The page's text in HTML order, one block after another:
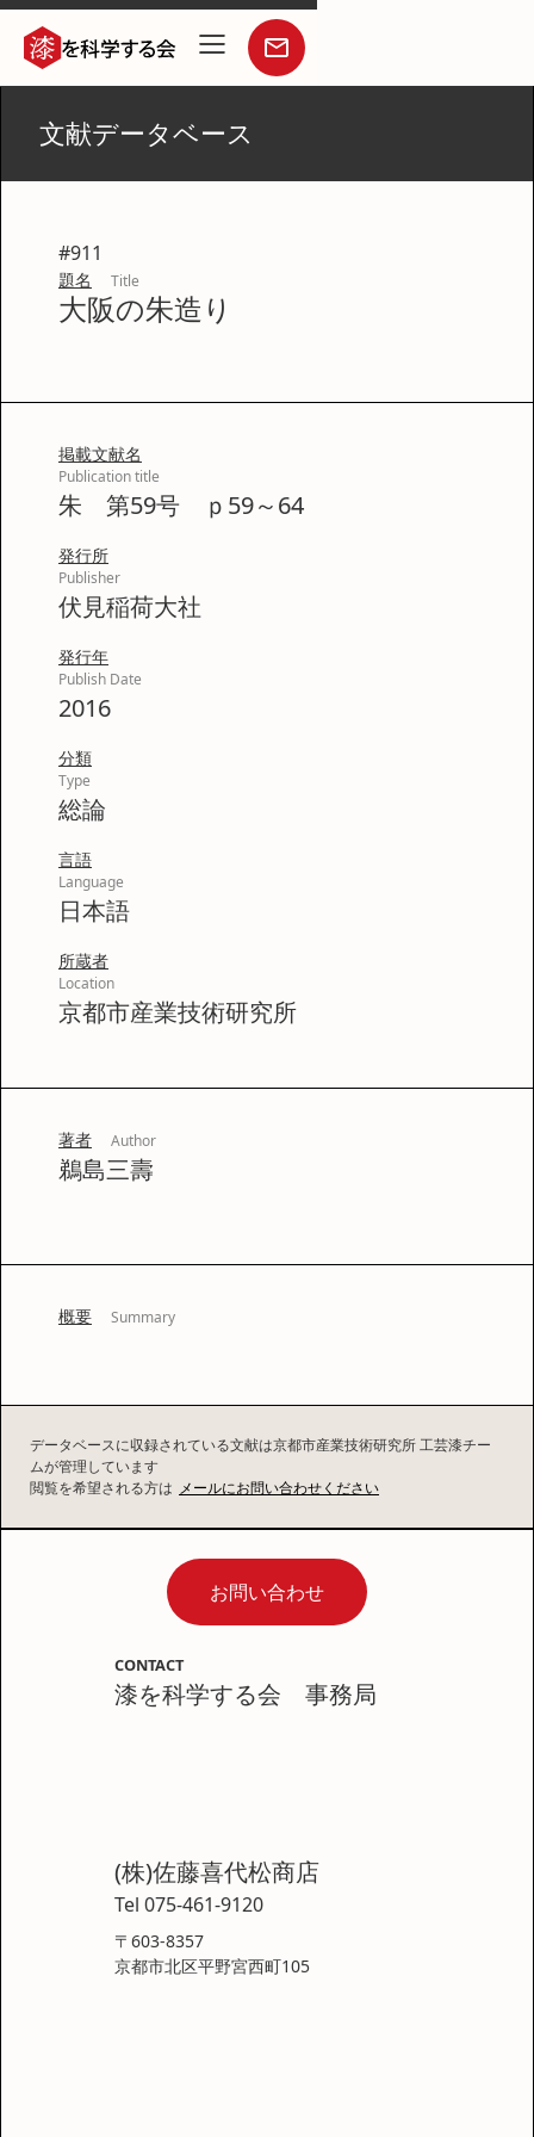
文献データベース
#911
題名 Title
大阪の朱造り
掲載文献名
Publication title
朱 第59号 ｐ59～64
発行所
Publisher
伏見稲荷大社
発行年
Publish Date
2016
分類
Type
総論
言語
Language
日本語
所蔵者
Location
京都市産業技術研究所
著者 Author
鵜島三壽
概要 Summary
データベースに収録されている文献は京都市産業技術研究所 工芸漆チー
ムが管理しています
閲覧を希望される方は メールにお問い合わせください
お問い合わせ
CONTACT
漆を科学する会 事務局
(株)佐藤喜代松商店
Tel 075-461-9120
〒603-8357
京都市北区平野宮西町105